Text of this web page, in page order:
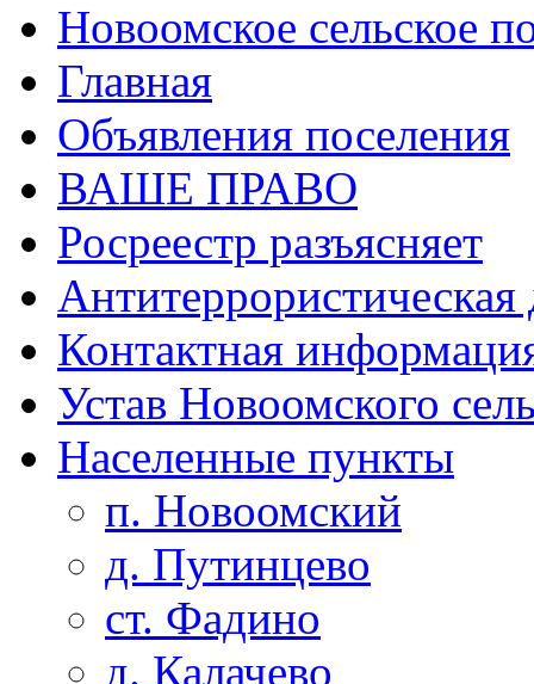
Новоомское сельское
Главная
Объявления поселения
ВАШЕ ПРАВО
Росреестр разъясняет
Антитеррористическая
Контактная
Устав Новоомского
Населенные пункты
п. Новоомский
д. Путинцево
ст. Фадино
д. Калачево